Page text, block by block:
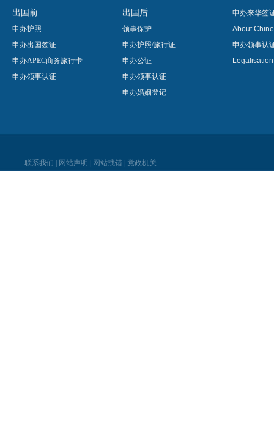
出国前
申办护照
申办出国签证
申办APEC商务旅行卡
申办领事认证
出国后
领事保护
申办护照/旅行证
申办公证
申办领事认证
申办婚姻登记
申办来华签
About
申办领事认
联系我们 网站声明 网站找错 党政机关